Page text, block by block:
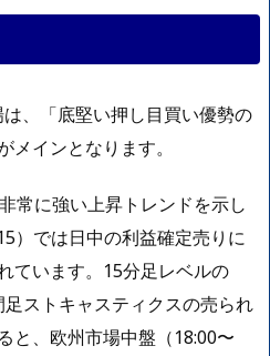
、「底堅い押し目買い優勢の
メインとなります。
常に強い上昇トレンドを示し
）では日中の利益確定売りに
ています。15分足レベルの
ストキャスティクスの売られ
と、欧州市場中盤（18:00〜